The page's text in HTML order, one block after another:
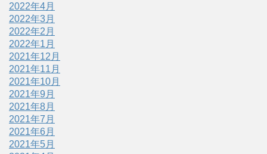
2022年4月
2022年3月
2022年2月
2022年1月
2021年12月
2021年11月
2021年10月
2021年9月
2021年8月
2021年7月
2021年6月
2021年5月